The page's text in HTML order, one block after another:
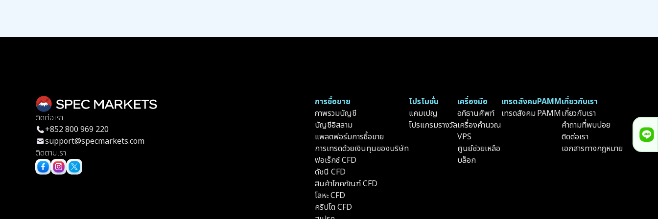
ติดต่อเรา
+852 800 969 220
support@specmarkets.com
ติดตามเรา
การซื้อขาย
ภาพรวมบัญชี
บัญชีอิสลาม
แพลตฟอร์มการซื้อขาย
การเทรดด้วยเงินทุนของบริษัท
ฟอเร็กซ์ CFD
ดัชนี CFD
สินค้าโภคภัณฑ์ CFD
โลหะ CFD
คริปโต CFD
โปรโมชั่น
แคมเปญ
โปรแกรมรางวัล
เครื่องมือ
อภิธานศัพท์
เครื่องคำนวณ
VPS
ศูนย์ช่วยเหลือ
บล็อก
เทรดสังคม
เทรดสังคม
PAMM
PAMM
เกี่ยวกับเรา
เกี่ยวกับเรา
คำถามที่พบบ่อย
ติดต่อเรา
เอกสารทางกฎหมาย